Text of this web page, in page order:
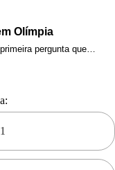
Olímpia
pergunta que…